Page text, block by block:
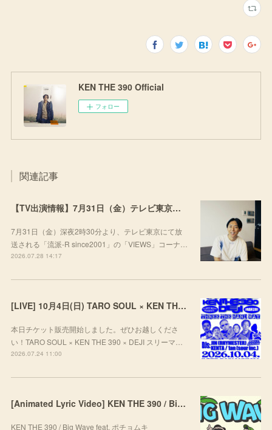
KEN THE 390 Official
フォロー
関連記事
【TV出演情報】7月31日（金）テレビ東京「流派-R since2001」
7月31日（金）深夜2時30分より、テレビ東京にて放
送される「流派-R since2001」の「VIEWS」コーナ…
2026.07.28 14:17
[LIVE] 10月4日(日) TARO SOUL × KEN THE 390 × DEJI スリーマンLIVE "THREE THE HARD WAY” @ ORD. 代官山
本日チケット販売開始しました。ぜひお越しくださ
い！TARO SOUL × KEN THE 390 × DEJI スリーマ…
2026.07.24 11:00
[Animated Lyric Video] KEN THE 390 / Big Wave feat. ポチョムキン,KOPERU,Mii
KEN THE 390 / Big Wave feat. ポチョムキ